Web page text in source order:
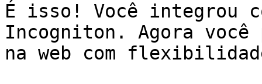
É isso! Você integrou
Incogniton. Agora você
na web com